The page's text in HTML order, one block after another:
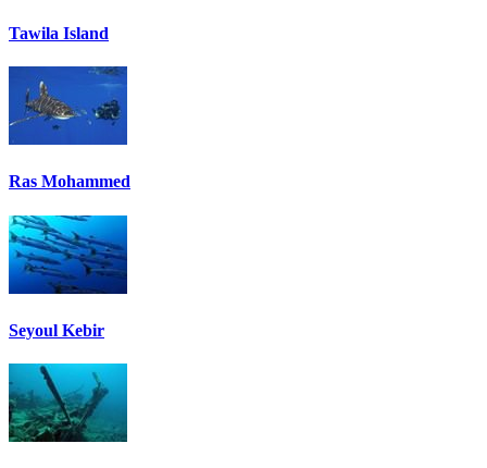
Tawila Island
Ras Mohammed
Seyoul Kebir